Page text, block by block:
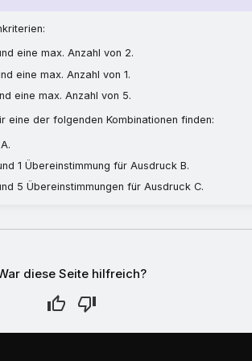
eine max. Anzahl von 2.
eine max. Anzahl von 1.
eine max. Anzahl von 5.
eine der folgenden Kombinationen finden:
1 Übereinstimmung für Ausdruck B.
5 Übereinstimmungen für Ausdruck C.
diese Seite hilfreich?